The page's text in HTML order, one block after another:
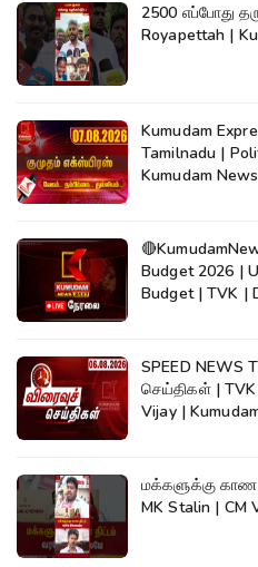
2500 எப்போது
Royapettah |
Kumudam
Tamilnadu |
Kumudam News
Budget 2026 |
Budget | TVK |
SPEED NEWS
செய்திகள் | TVK
Vijay |
மக்களுக்கு காண
MK Stalin | CM